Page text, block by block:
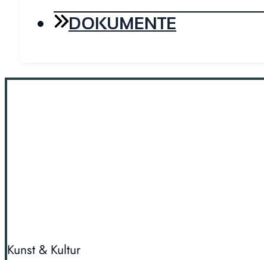
DOKUMENTE
Kunst & Kultur